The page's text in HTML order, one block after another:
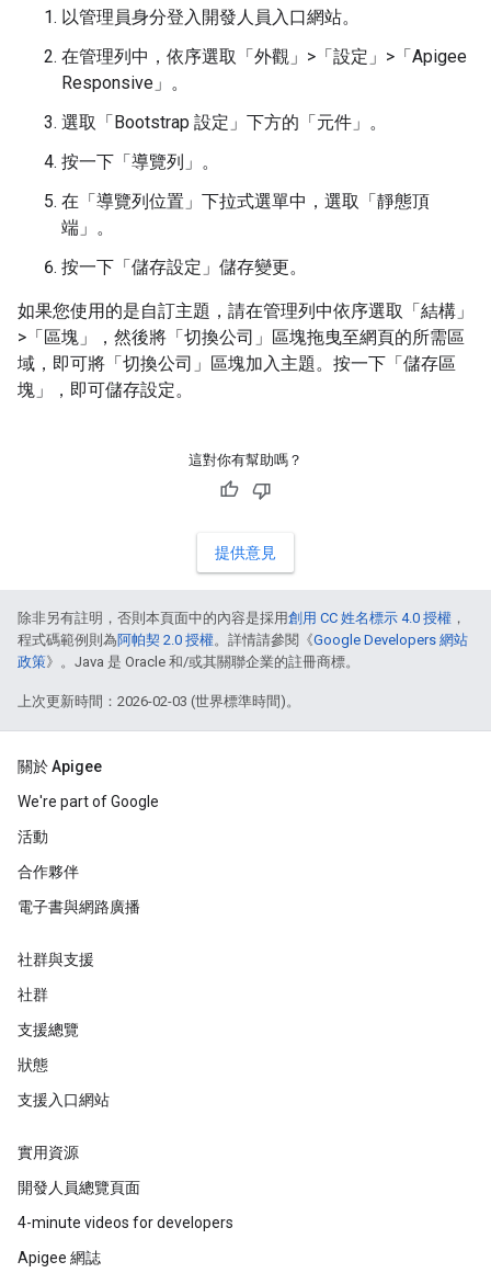
以管理員身分登入開發人員入口網站。
在管理列中，依序選取「外觀」>「設定」>「Apigee
Responsive」 。
選取「Bootstrap 設定」下方的「元件」 。
按一下「導覽列」 。
在「導覽列位置」下拉式選單中，選取「靜態頂
端」 。
按一下「儲存設定」 儲存變更。
如果您使用的是自訂主題，請在管理列中依序選取「結構」
>「區塊」
，然後將「切換公司」 區塊拖曳至網頁的所需區
域，即可將「切換公司」區塊加入主題。按一下「儲存區
塊」
，即可儲存設定。
這對你有幫助嗎？
提供意見
除非另有註明，否則本頁面中的內容是採用創用 CC 姓名標示 4.0 授權 ，
程式碼範例則為阿帕契 2.0 授權。詳情請參閱《Google Developers 網站
政策》。Java 是 Oracle 和/或其關聯企業的註冊商標。
上次更新時間：2026-02-03 (世界標準時間)。
關於 Apigee
We're part of Google
活動
合作夥伴
電子書與網路廣播
社群與支援
社群
支援總覽
狀態
支援入口網站
實用資源
開發人員總覽頁面
4-minute videos for developers
Apigee 網誌